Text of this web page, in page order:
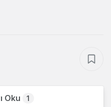
Oku 1